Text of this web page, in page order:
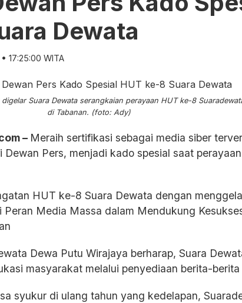
Dewata
17:25:00 WITA
Suara Dewata serangkaian perayaan HUT ke-8
di Tabanan. (foto: Ady)
– Meraih sertifikasi sebagai media siber
Pers, menjadi kado spesial saat
HUT ke-8 Suara Dewata dengan
Peran Media Massa dalam Mendukung
Dewa Putu Wirajaya berharap, Suara
masyarakat melalui penyediaan berita-berita
syukur di ulang tahun yang kedelapan,